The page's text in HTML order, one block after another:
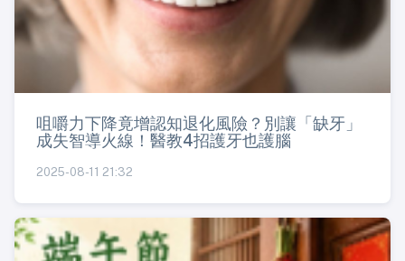
咀嚼力下降竟增認知退化風險？別讓「缺牙」
成失智導火線！醫教4招護牙也護腦
2025-08-11 21:32